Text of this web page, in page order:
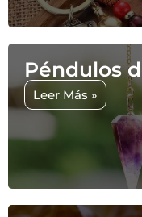
Péndulos
Leer Más »